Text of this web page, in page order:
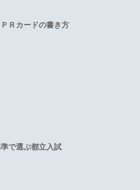
ＰＲカードの書き方
準で選ぶ都立入試